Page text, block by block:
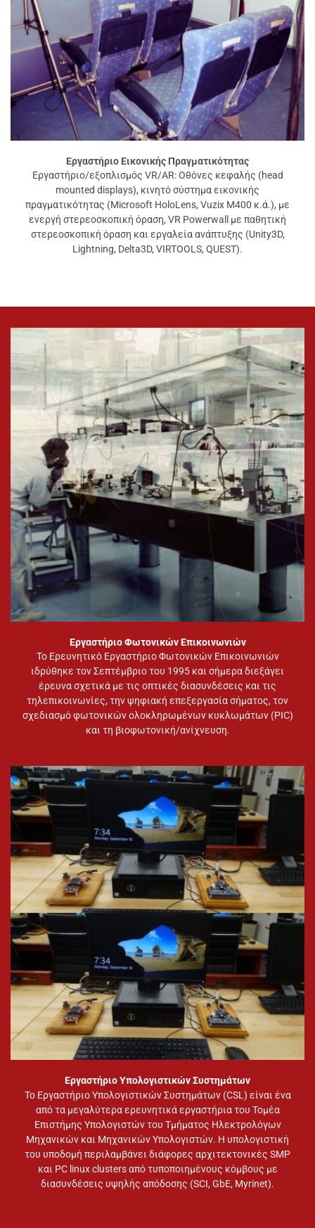
Εργαστήριο Εικονικής Πραγματικότητας
Εργαστήριο/εξοπλισμός VR/AR: Οθόνες κεφαλής (head
mounted displays), κινητό σύστημα εικονικής
πραγματικότητας (Microsoft HoloLens, Vuzix M400 κ.ά.), με
ενεργή στερεοσκοπική όραση, VR Powerwall με παθητική
στερεοσκοπική όραση και εργαλεία ανάπτυξης (Unity3D,
Lightning, Delta3D, VIRTOOLS, QUEST).
Εργαστήριο Φωτονικών Επικοινωνιών
Το Ερευνητικό Εργαστήριο Φωτονικών Επικοινωνιών
ιδρύθηκε τον Σεπτέμβριο του 1995 και σήμερα διεξάγει
έρευνα σχετικά με τις οπτικές διασυνδέσεις και τις
τηλεπικοινωνίες, την ψηφιακή επεξεργασία σήματος, τον
σχεδιασμό φωτονικών ολοκληρωμένων κυκλωμάτων (PIC)
και τη βιοφωτονική/ανίχνευση.
Εργαστήριο Υπολογιστικών Συστημάτων
Το Εργαστήριο Υπολογιστικών Συστημάτων (CSL) είναι ένα
από τα μεγαλύτερα ερευνητικά εργαστήρια του Τομέα
Επιστήμης Υπολογιστών του Τμήματος Ηλεκτρολόγων
Μηχανικών και Μηχανικών Υπολογιστών. Η υπολογιστική
του υποδομή περιλαμβάνει διάφορες αρχιτεκτονικές SMP
και PC linux clusters από τυποποιημένους κόμβους με
διασυνδέσεις υψηλής απόδοσης (SCI, GbE, Myrinet).